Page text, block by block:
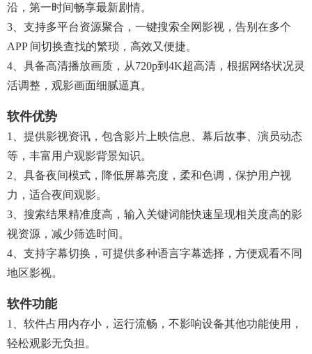
沿，第一时间畅享最新剧情。​
3、支持多平台资源聚合，一键搜索全网影视，告别在多个
APP 间切换查找的繁琐，高效又便捷。​
4、具备高清播放画质，从720p到4K超高清，根据网络状况灵
活调整，观影画面细腻逼真。
软件优势
1、提供影视资讯，包含影片上映信息、幕后故事、演员动态
等，丰富用户观影背景知识。​
2、具备夜间模式，降低屏幕亮度，柔和色调，保护用户视
力，适合夜间观影。​
3、搜索结果精准度高，输入关键词能快速呈现相关度高的影
视资源，减少筛选时间。​
4、支持字幕切换，可提供多种语言字幕选择，方便观看不同
地区影视。​
软件功能
1、软件占用内存小，运行流畅，不影响设备其他功能使用，
轻松观影无负担。​